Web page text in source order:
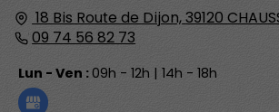
18 Bis Route de Dijon,39120
09 74 56 82 73
Lun - Ven :09h - 12h | 14h - 18h